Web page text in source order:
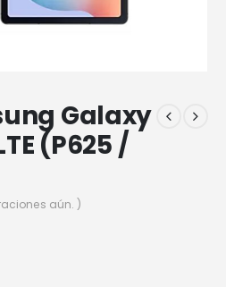
Galaxy
(P625 /
aún. )